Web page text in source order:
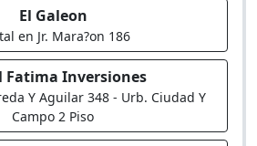
El Galeon
en Jr. Mara?on 186
Fatima Inversiones
Y Aguilar 348 - Urb. Ciudad Y
Campo 2 Piso